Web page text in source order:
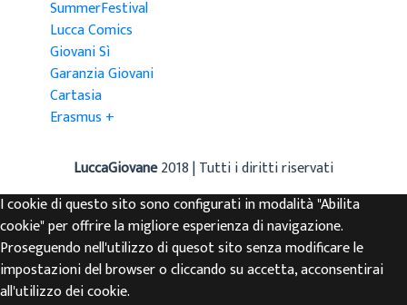
SummerFestival
Lucca Comics
Giovani Sì
Garanzia Giovani
Cartasia
Erasmus +
LuccaGiovane2018 | Tutti i diritti riservati
I cookie di questo sito sono configurati in modalità "Abilita
cookie" per offrire la migliore esperienza di navigazione.
Proseguendo nell'utilizzo di quesot sito senza modificare le
impostazioni del browser o cliccando su accetta, acconsentirai
all'utilizzo dei cookie.